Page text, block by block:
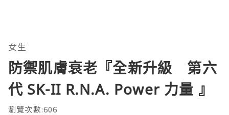
女生
防禦肌膚衰老『全新升級 第六
代 SK-II R.N.A. Power 力量 』
瀏覽次數:606